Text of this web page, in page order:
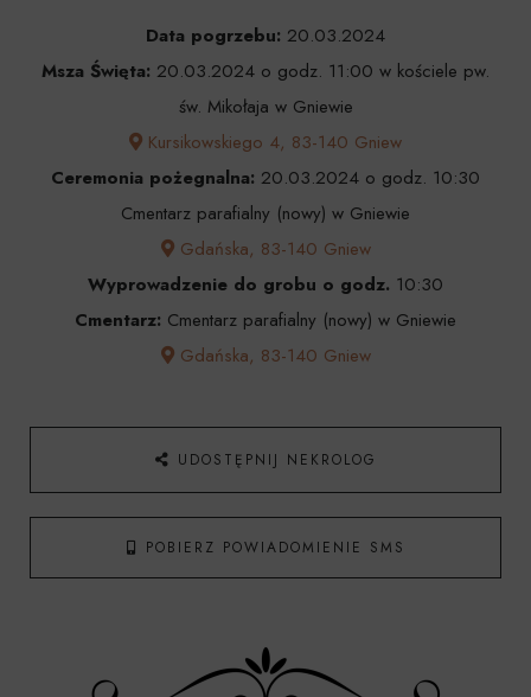
Data pogrzebu: 20.03.2024
Msza Święta: 20.03.2024 o godz. 11:00 w kościele pw.
św. Mikołaja w Gniewie
Kursikowskiego 4, 83-140 Gniew
Ceremonia pożegnalna: 20.03.2024 o godz. 10:30
Cmentarz parafialny (nowy) w Gniewie
Gdańska, 83-140 Gniew
Wyprowadzenie do grobu o godz. 10:30
Cmentarz: Cmentarz parafialny (nowy) w Gniewie
Gdańska, 83-140 Gniew
UDOSTĘPNIJ NEKROLOG
POBIERZ POWIADOMIENIE SMS